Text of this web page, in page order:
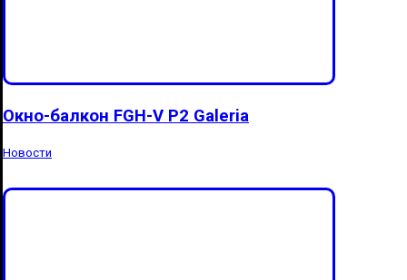
Окно-балкон FGH-V P2 Galeria
Новости